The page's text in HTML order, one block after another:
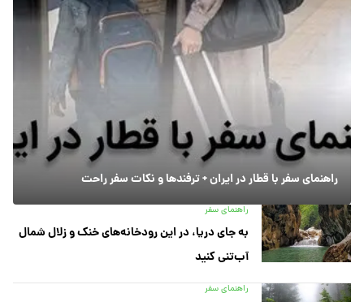
راهنمای سفر با قطار در ایران + ترفندها و نکات سفر راحت
راهنمای سفر
به جای دریا، در این رودخانه‌های خنک و زلال شمال
آب‌تنی کنید
راهنمای سفر